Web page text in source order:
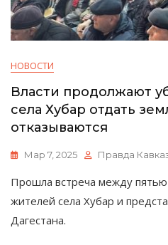
НОВОСТИ
Власти продолжают
села Хубар отдать
отказываются
Мар 7, 2025 Правда
Прошла встреча между
жителей села Хубар и
Дагестана.